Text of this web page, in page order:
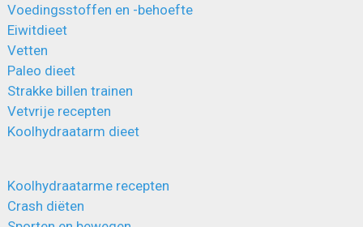
Voedingsstoffen en -behoefte
Eiwitdieet
Vetten
Paleo dieet
Strakke billen trainen
Vetvrije recepten
Koolhydraatarm dieet
Koolhydraatarme recepten
Crash diëten